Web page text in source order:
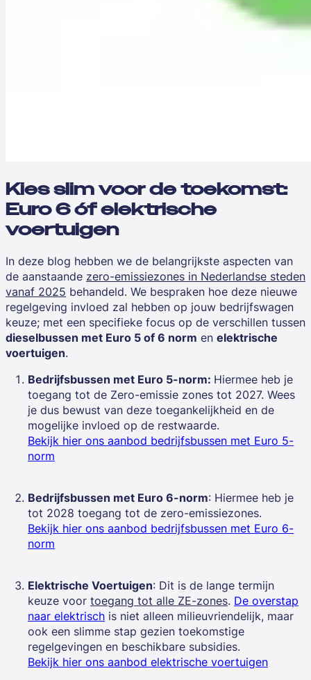
Kies slim voor de toekomst:
Euro 6 óf elektrische
voertuigen
In deze blog hebben we de belangrijkste aspecten van
de aanstaande zero-emissiezones in Nederlandse steden
vanaf 2025 behandeld. We bespraken hoe deze nieuwe
regelgeving invloed zal hebben op jouw bedrijfswagen
keuze; met een specifieke focus op de verschillen tussen
dieselbussen met Euro 5 of 6 norm en elektrische
voertuigen.
Bedrijfsbussen met Euro 5-norm: Hiermee heb je
toegang tot de Zero-emissie zones tot 2027. Wees
je dus bewust van deze toegankelijkheid en de
mogelijke invloed op de restwaarde.
Bekijk hier ons aanbod bedrijfsbussen met Euro 5-
norm
Bedrijfsbussen met Euro 6-norm: Hiermee heb je
tot 2028 toegang tot de zero-emissiezones.
Bekijk hier ons aanbod bedrijfsbussen met Euro 6-
norm
Elektrische Voertuigen: Dit is de lange termijn
keuze voor toegang tot alle ZE-zones. De overstap
naar elektrisch is niet alleen milieuvriendelijk, maar
ook een slimme stap gezien toekomstige
regelgevingen en beschikbare subsidies.
Bekijk hier ons aanbod elektrische voertuigen